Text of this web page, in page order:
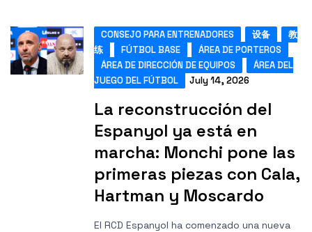
CONSEJO PARA ENTRENADORES 设备
教
练
FÚTBOL BASE
ÁREA DE PORTEROS
ÁREA DE DIRECCIÓN DE EQUIPOS
ÁREA DEL
JUEGO DEL FÚTBOL
July 14, 2026
La reconstrucción del
Espanyol ya está en
marcha: Monchi pone las
primeras piezas con Cala,
Hartman y Moscardo
El RCD Espanyol ha comenzado una nueva